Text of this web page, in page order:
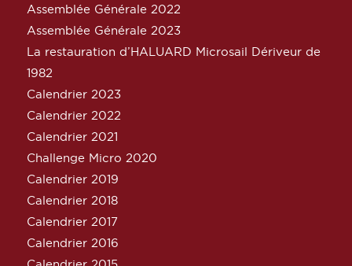
Assemblée Générale 2022
Assemblée Générale 2023
La restauration d’HALUARD Microsail Dériveur de
1982
Calendrier 2023
Calendrier 2022
Calendrier 2021
Challenge Micro 2020
Calendrier 2019
Calendrier 2018
Calendrier 2017
Calendrier 2016